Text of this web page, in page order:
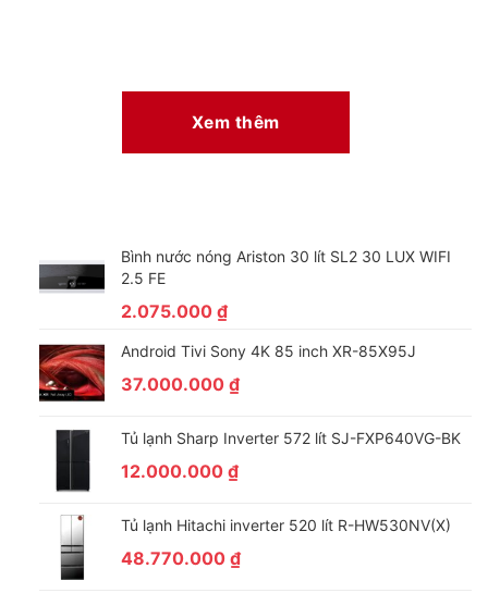
Xem thêm
Bình nước nóng Ariston 30 lít SL2 30 LUX WIFI
2.5 FE
2.075.000 ₫
Android Tivi Sony 4K 85 inch XR-85X95J
37.000.000 ₫
Tủ lạnh Sharp Inverter 572 lít SJ-FXP640VG-BK
12.000.000 ₫
Tủ lạnh Hitachi inverter 520 lít R-HW530NV(X)
48.770.000 ₫